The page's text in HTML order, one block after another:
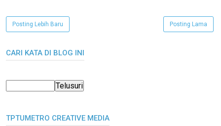
Posting Lebih Baru Posting Lama
CARI KATA DI BLOG INI
TPTUMETRO CREATIVE MEDIA